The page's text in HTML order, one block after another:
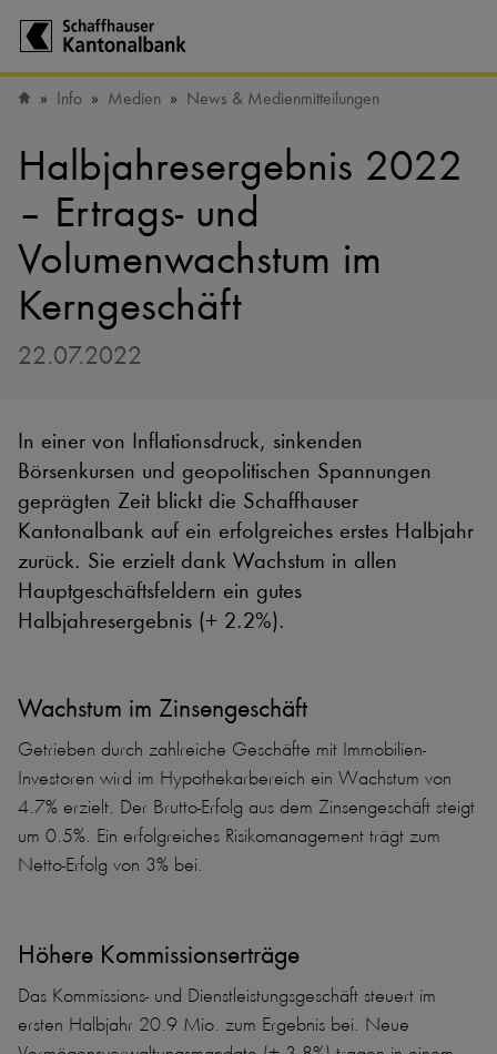
Info Medien News & Medienmitteilungen
Halbjahresergebnis 2022
– Ertrags- und
Volumenwachstum im
Kerngeschäft
22.07.2022
In einer von Inflationsdruck, sinkenden
Börsenkursen und geopolitischen Spannungen
geprägten Zeit blickt die Schaffhauser
Kantonalbank auf ein erfolgreiches erstes Halbjahr
zurück. Sie erzielt dank Wachstum in allen
Hauptgeschäftsfeldern ein gutes
Halbjahresergebnis (+ 2.2%).
Wachstum im Zinsengeschäft
Getrieben durch zahlreiche Geschäfte mit Immobilien-
Investoren wird im Hypothekarbereich ein Wachstum von
4.7% erzielt. Der Brutto-Erfolg aus dem Zinsengeschäft steigt
um 0.5%. Ein erfolgreiches Risikomanagement trägt zum
Netto-Erfolg von 3% bei.
Höhere Kommissionserträge
Das Kommissions- und Dienstleistungsgeschäft steuert im
ersten Halbjahr 20.9 Mio. zum Ergebnis bei. Neue